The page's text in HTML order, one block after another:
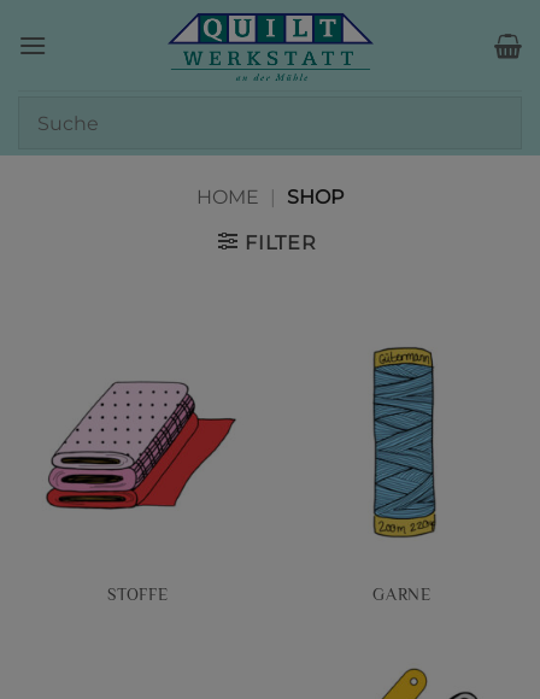
Inhalt
HOME |
SHOP
FILTER
STOFFE GARNE